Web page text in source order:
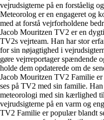
vejrudsigterne på en forståelig
Meteorolog er en engageret og
med at forstå vejrforholdene
Jacob Mouritzen TV2 er en
TV2s vejrteam. Han har stor
for sin nøjagtighed i
gøre vejrreportager spændende
holde dem opdaterede om de
Jacob Mouritzen TV2 Familie
ses på TV2 med sin familie.
meteorologi med sin kærlighed
vejrudsigterne på en varm og
TV2 Familie er populær blandt